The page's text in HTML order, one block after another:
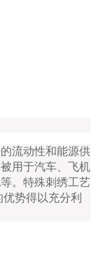
流动性和能源供
用于汽车、飞机
。特殊刺绣工艺
优势得以充分利